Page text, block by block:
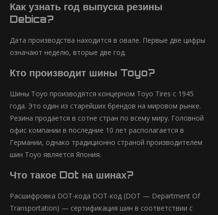
Как узнать год выпуска резины
Debica?
Дата производства находится в овале. Первые две цифры
означают неделю, вторые две год.
Кто производит шины Toyo?
Шины Toyo производятся концерном Toyo Tires с 1945
года. Это один из старейших брендов на мировом рынке.
Резина продается в сотне стран по всему миру. Головной
офис компании в последние 10 лет располагается в
Германии, однако традиционно страной производителем
шин Toyo является Япония.
Что такое Dot на шинах?
Расшифровка DOT-кода DOT-код (DOT — Department Of
Transportation) — сертификация шин в соответствии с